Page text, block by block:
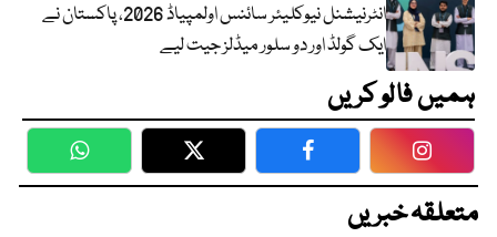
انٹرنیشنل نیوکلیئر سائنس اولمپیاڈ 2026، پاکستان نے
ایک گولڈ اور دو سلور میڈلز جیت لیے
ہمیں فالو کریں
WhatsApp Twitter Facebook
متعلقہ خبریں